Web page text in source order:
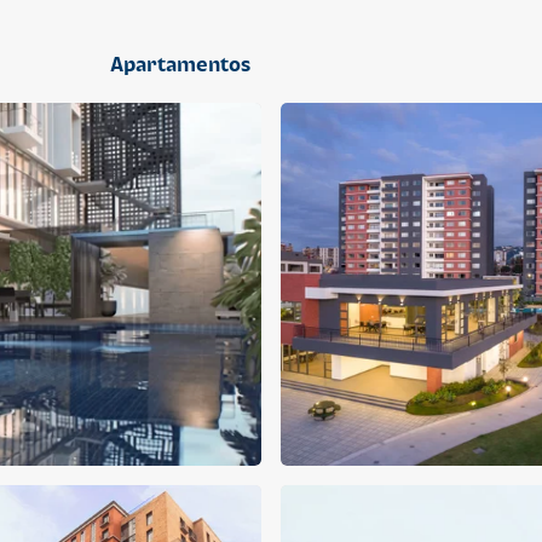
Apartamentos
APARTAMENTO
Q 1,400,000
Cuotas desde Q 9,019*
CENTRICO MADRID
CENTRICO
2 dormitorios 1 baño 2 parqueos
APARTAMENTO
Q 1,300,000
Cuotas desde Q 8,374*
CENTRICO MADRID 2
CENTRICO
2 dormitorios 1 baño 1 parqueo